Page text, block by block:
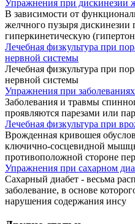
Упражнения при дискинезии
В зависимости от
желчного пузыря дискинезии
гиперкинетическую
Лечебная физкультура при
нервной системы
Лечебная физкультура при
нервной системы
Упражнения при
Заболевания и травмы
проявляются парезами или
Лечебная физкультура при
Врожденная кривошея
ключично-сосцевидной
противоположной стороне
Упражнения при сахарном
Сахарный диабет - весьма
заболевание, в основе
нарушения содержания инсу